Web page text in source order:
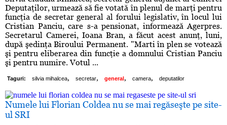
Deputaţilor, urmează să fie votată în plenul de marţi pentru
funcţia de secretar general al forului legislativ, în locul lui
Cristian Panciu, care s-a pensionat, informează Agerpres.
Secretarul Camerei, Ioana Bran, a făcut acest anunţ, luni,
după şedinţa Biroului Permanent. "Marti în plen se votează
şi pentru eliberarea din funcţie a domnului Cristian Panciu
şi pentru numire. Votul ...
Taguri: silvia mihalcea, secretar, general , camera, deputatilor
Numele lui Florian Coldea nu se mai regăseşte pe site-
ul SRI